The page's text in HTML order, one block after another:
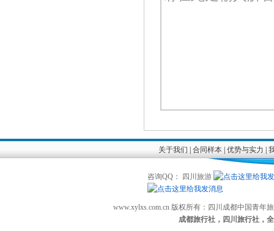
关于我们 合同样本| 优势与实力
咨询QQ： 四川旅游
www.xylxs.com.cn 版权所有：四川成都中国青
成都旅行社，四川旅行社，